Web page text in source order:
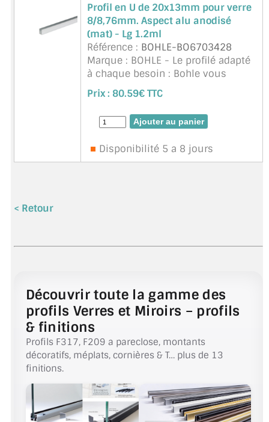
Profil en U de 20x13mm pour verre
8/8,76mm. Aspect alu anodisé
(mat) - Lg 1.2ml
Référence : BOHLE-BO6703428
Marque : BOHLE - Le profilé adapté
à chaque besoin : Bohle vous
propose une large gamme de
profilés vitrage et de miroirs pour
la protection et la mise en valeur
visuelle de votre construct ...
Prix : 80.59€ TTC
Disponibilité 5 a 8 jours
< Retour
Découvrir toute la gamme des
profils Verres et Miroirs – profils
& finitions
Profils F317, F209 a pareclose, montants
décoratifs, méplats, cornières & T… plus de 13
finitions.